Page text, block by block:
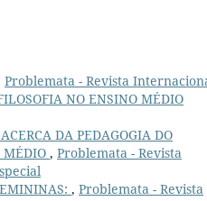
Problemata - Revista
NO ENSINO MÉDIO
DA PEDAGOGIA DO
MÉDIO , Problemata - Revista
, Problemata - Revista